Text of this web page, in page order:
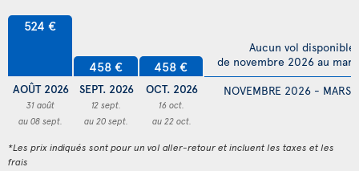
524 €
AOÛT 2026
31 août
au 08 sept.
458 €
SEPT. 2026
12 sept.
au 20 sept.
458 €
OCT. 2026
16 oct.
au 22 oct.
NOVEMBRE 2026 - MARS
Aucun vol disponible
de novembre 2026 au
*Les prix indiqués sont pour un vol aller-retour et incluent les taxes et les
frais